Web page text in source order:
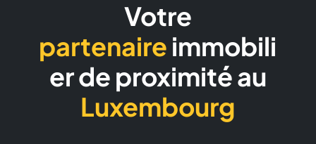
Votre
partenaire immobili
erde proximitéau
Luxembourg